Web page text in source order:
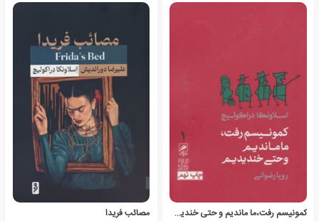
کمونیسم رفت،ما ماندیم و حتی خندیدیم مصائب فریدا